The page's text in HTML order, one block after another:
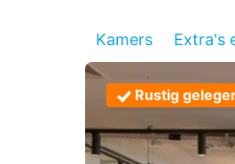
Kamers Extra's
Rustig